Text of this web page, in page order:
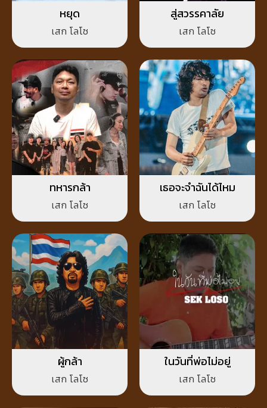
หยุด
เสก โลโซ
สู่สวรรคาลัย
เสก โลโซ
ทหารกล้า
เสก โลโซ
เธอจะจำฉันได้ไหม
เสก โลโซ
ผู้กล้า
เสก โลโซ
ในวันที่พ่อไม่อยู่
เสก โลโซ